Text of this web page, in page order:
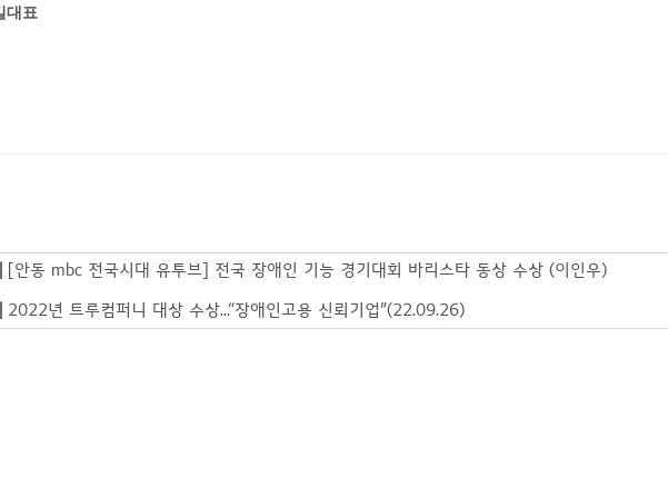
대표
[안동 mbc 전국시대 유투브] 전국 장애인 기능 경기대회 바리스타 동상 수상 (이인우)
2022년 트루컴퍼니 대상 수상...“장애인고용 신뢰기업”(22.09.26)